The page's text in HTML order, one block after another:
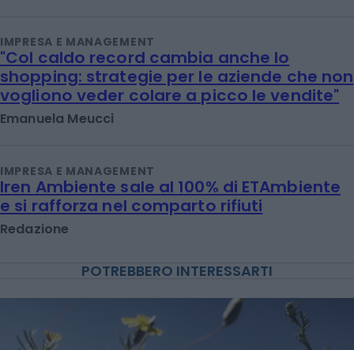
IMPRESA E MANAGEMENT
"Col caldo record cambia anche lo
shopping: strategie per le aziende che non
vogliono veder colare a picco le vendite"
Emanuela Meucci
IMPRESA E MANAGEMENT
Iren Ambiente sale al 100% di ETAmbiente
e si rafforza nel comparto rifiuti
Redazione
POTREBBERO INTERESSARTI